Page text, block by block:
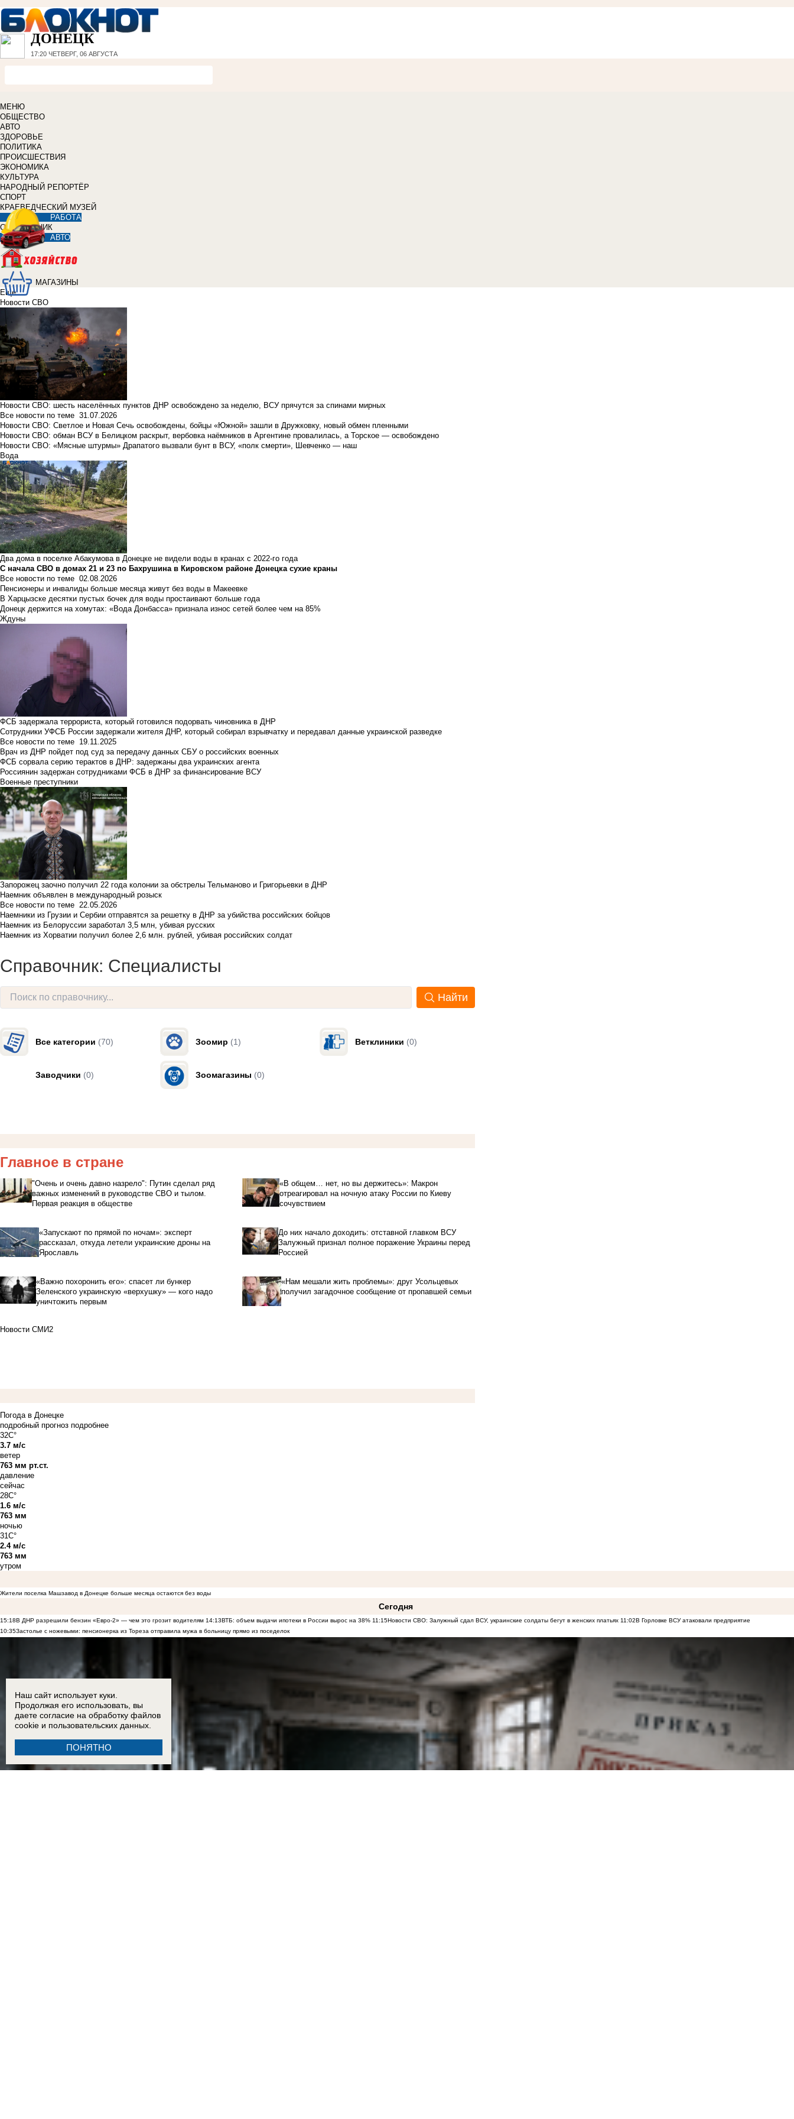
ДОНЕЦК
17:20 ЧЕТВЕРГ, 06 АВГУСТА
МЕНЮ
ОБЩЕСТВО
АВТО
ЗДОРОВЬЕ
ПОЛИТИКА
ПРОИСШЕСТВИЯ
ЭКОНОМИКА
КУЛЬТУРА
НАРОДНЫЙ РЕПОРТЁР
СПОРТ
КРАЕВЕДЧЕСКИЙ МУЗЕЙ
РАБОТА
СПРАВОЧНИК
АВТО
МАГАЗИНЫ
Еще
Новости СВО
Новости СВО: шесть населённых пунктов ДНР освобождено за неделю, ВСУ прячутся за спинами мирных
Все новости по теме 31.07.2026
Новости СВО: Светлое и Новая Сечь освобождены, бойцы «Южной» зашли в Дружковку, новый обмен пленными
Новости СВО: обман ВСУ в Белицком раскрыт, вербовка наёмников в Аргентине провалилась, а Торское — освобождено
Новости СВО: «Мясные штурмы» Драпатого вызвали бунт в ВСУ, «полк смерти», Шевченко — наш
Вода
Два дома в поселке Абакумова в Донецке не видели воды в кранах с 2022-го года
С начала СВО в домах 21 и 23 по Бахрушина в Кировском районе Донецка сухие краны
Все новости по теме 02.08.2026
Пенсионеры и инвалиды больше месяца живут без воды в Макеевке
В Харцызске десятки пустых бочек для воды простаивают больше года
Донецк держится на хомутах: «Вода Донбасса» признала износ сетей более чем на 85%
Ждуны
ФСБ задержала террориста, который готовился подорвать чиновника в ДНР
Сотрудники УФСБ России задержали жителя ДНР, который собирал взрывчатку и передавал данные украинской разведке
Все новости по теме 19.11.2025
Врач из ДНР пойдет под суд за передачу данных СБУ о российских военных
ФСБ сорвала серию терактов в ДНР: задержаны два украинских агента
Россиянин задержан сотрудниками ФСБ в ДНР за финансирование ВСУ
Военные преступники
Запорожец заочно получил 22 года колонии за обстрелы Тельманово и Григорьевки в ДНР
Наемник объявлен в международный розыск
Все новости по теме 22.05.2026
Наемники из Грузии и Сербии отправятся за решетку в ДНР за убийства российских бойцов
Наемник из Белоруссии заработал 3,5 млн, убивая русских
Наемник из Хорватии получил более 2,6 млн. рублей, убивая российских солдат
Справочник: Специалисты
Найти
Все категории (70) Зоомир (1) Ветклиники (0)
Заводчики (0) Зоомагазины (0)
Главное в стране
"Очень и очень давно назрело": Путин сделал ряд
важных изменений в руководстве СВО и тылом.
Первая реакция в обществе
«В общем… нет, но вы держитесь»: Макрон
отреагировал на ночную атаку России по Киеву
сочувствием
«Запускают по прямой по ночам»: эксперт
рассказал, откуда летели украинские дроны на
Ярославль
До них начало доходить: отставной главком ВСУ
Залужный признал полное поражение Украины перед
Россией
«Важно похоронить его»: спасет ли бункер
Зеленского украинскую «верхушку» — кого надо
уничтожить первым
«Нам мешали жить проблемы»: друг Усольцевых
получил загадочное сообщение от пропавшей семьи
Новости СМИ2
Погода в Донецке
подробный прогноз подробнее
32C°
3.7 м/с
ветер
763 мм рт.ст.
давление
сейчас
28C°
1.6 м/с
763 мм
ночью
31C°
2.4 м/с
763 мм
утром
Жители поселка Машзавод в Донецке больше месяца остаются без воды
Сегодня
15:18В ДНР разрешили бензин «Евро-2» — чем это грозит водителям 14:13ВТБ: объем выдачи ипотеки в России вырос на 38% 11:15Новости СВО: Залужный сдал ВСУ, украинские солдаты бегут в женских платьях 11:02В Горловке ВСУ атаковали предприятие
10:35Застолье с ножевыми: пенсионерка из Тореза отправила мужа в больницу прямо из поседелок
Наш сайт использует куки.
Продолжая его использовать, вы
даете согласие на обработку файлов
cookie и пользовательских данных.
ПОНЯТНО